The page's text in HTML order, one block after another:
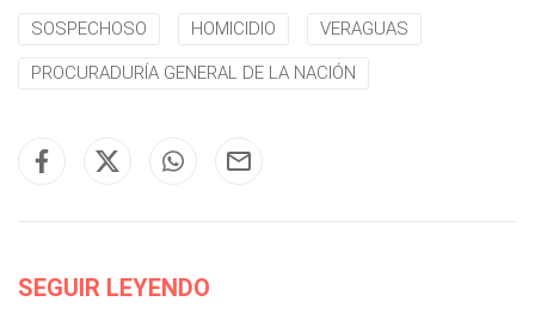
SOSPECHOSO HOMICIDIO VERAGUAS
PROCURADURÍA GENERAL DE LA NACIÓN
SEGUIR LEYENDO